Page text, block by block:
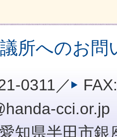
所へのお問
0311／
cci.or.jp
知県半田市銀